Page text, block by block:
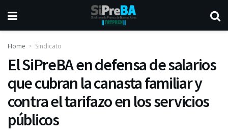
Home Sindicato
El SiPreBA en defensa de salarios
que cubran la canasta familiar y
contra el tarifazo en los servicios
públicos